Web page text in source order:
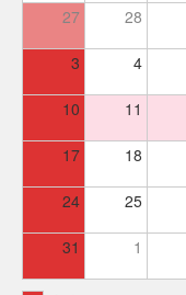
27 28
3 4
10 11
17 18
24 25
31 1